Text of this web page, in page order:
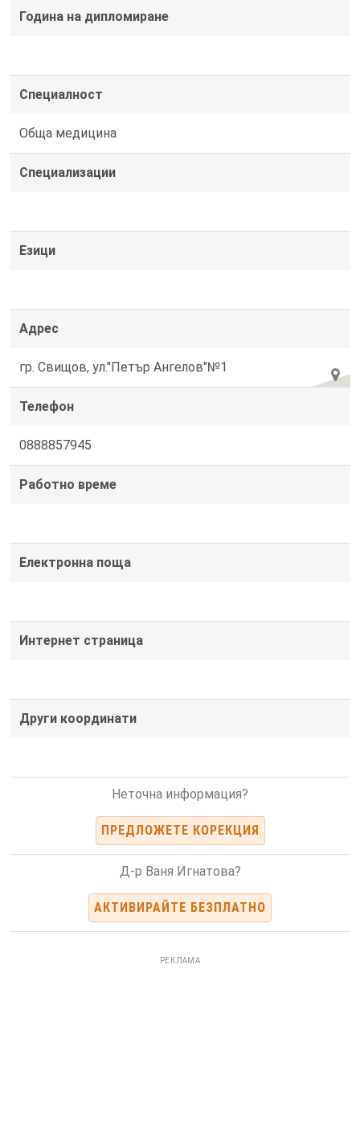
Година на дипломиране
Специалност
Обща медицина
Специализации
Езици
Адрес
гр. Свищов, ул."Петър Ангелов"№1
Телефон
0888857945
Работно време
Електронна поща
Интернет страница
Други координати
Неточна информация?
ПРЕДЛОЖЕТЕ КОРЕКЦИЯ
Д-р Ваня Игнатова?
АКТИВИРАЙТЕ БЕЗПЛАТНО
РЕКЛАМА